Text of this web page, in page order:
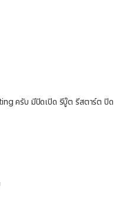
ครับ มีปิดเปิด รีบู๊ต รีสตาร์ต ปิด